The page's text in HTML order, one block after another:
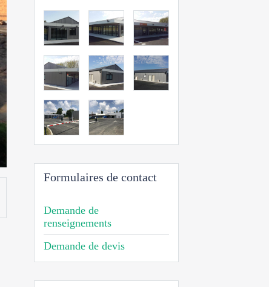
Formulaires de contact
Demande de
renseignements
Demande de devis